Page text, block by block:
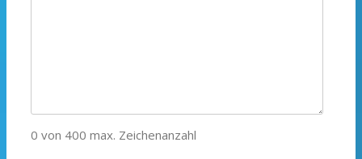
0 von 400 max. Zeichenanzahl